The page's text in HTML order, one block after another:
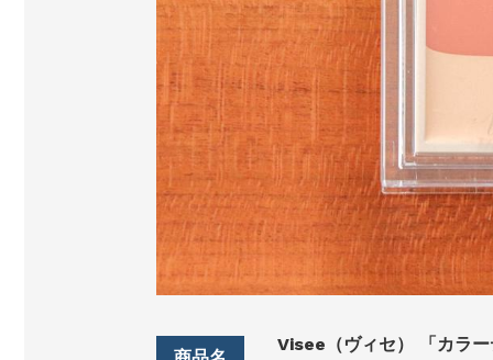
Visee（ヴィセ） 「カラ